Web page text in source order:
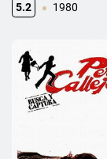
5.2 1980